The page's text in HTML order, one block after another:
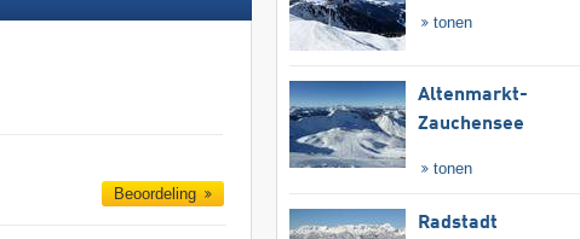
Beoordeling
tonen
Altenmarkt-
Zauchensee
tonen
Radstadt